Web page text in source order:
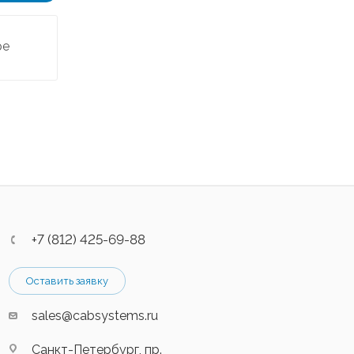
+7 (812) 425-69-88
Оставить заявку
sales@cabsystems.ru
Санкт-Петербург, пр.